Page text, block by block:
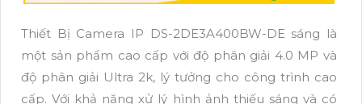
Thiết Bị Camera IP DS-2DE3A400BW-DE sáng là
một sản phẩm cao cấp với độ phân giải 4.0 MP và
độ phân giải Ultra 2k, lý tưởng cho công trình cao
cấp. Với khả năng xử lý hình ảnh thiếu sáng và có